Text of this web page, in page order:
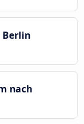
Berlin
nach